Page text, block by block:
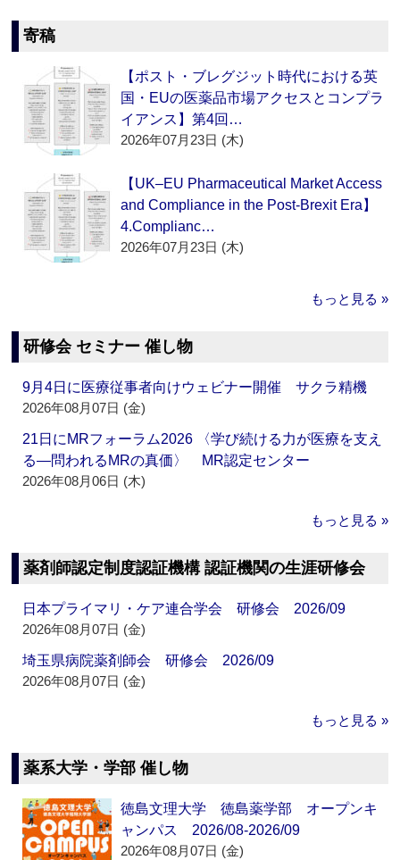
寄稿
【ポスト・ブレグジット時代における英
国・EUの医薬品市場アクセスとコンプラ
イアンス】第4回…
2026年07月23日 (木)
【UK–EU Pharmaceutical Market Access
and Compliance in the Post-Brexit Era】
4.Complianc…
2026年07月23日 (木)
もっと見る »
研修会 セミナー 催し物
9月4日に医療従事者向けウェビナー開催 サクラ精機
2026年08月07日 (金)
21日にMRフォーラム2026 〈学び続ける力が医療を支え
る―問われるMRの真価〉 MR認定センター
2026年08月06日 (木)
もっと見る »
薬剤師認定制度認証機構 認証機関の生涯研修会
日本プライマリ・ケア連合学会 研修会 2026/09
2026年08月07日 (金)
埼玉県病院薬剤師会 研修会 2026/09
2026年08月07日 (金)
もっと見る »
薬系大学・学部 催し物
徳島文理大学 徳島薬学部 オープンキ
ャンパス 2026/08-2026/09
2026年08月07日 (金)